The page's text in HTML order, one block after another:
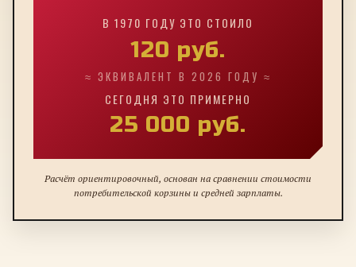
В 1970 ГОДУ ЭТО СТОИЛО
120 руб.
≈ ЭКВИВАЛЕНТ В 2026 ГОДУ ≈
СЕГОДНЯ ЭТО ПРИМЕРНО
25 000 руб.
Расчёт ориентировочный, основан на сравнении стоимости
потребительской корзины и средней зарплаты.